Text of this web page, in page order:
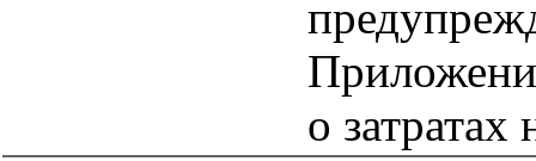
о затратах